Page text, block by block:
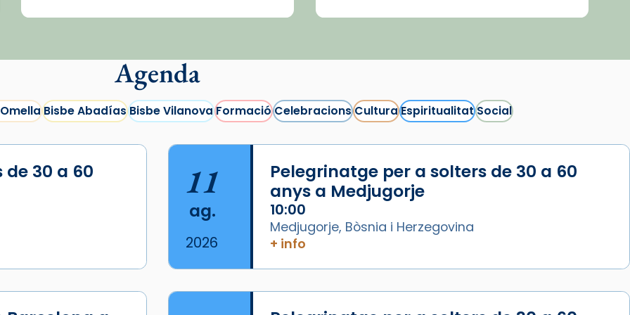
Agenda
Bisbe AbadíasBisbe VilanovaFormacióCelebracionsCulturaEspiritualitatSocial
30 a 60
11
ag.
2026
Pelegrinatge per a solters de 30 a 60
anys a Medjugorje
10:00
Medjugorje, Bòsnia i Herzegovina
+ info